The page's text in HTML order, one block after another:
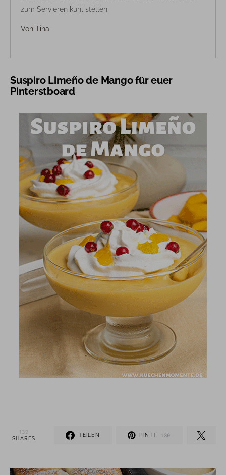
zum Servieren kühl stellen.
Von Tina
Suspiro Limeño de Mango für euer
Pinterstboard
139
SHARES
TEILEN PIN IT 139